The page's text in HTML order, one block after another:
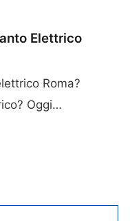
Elettrico
Roma?
Oggi…